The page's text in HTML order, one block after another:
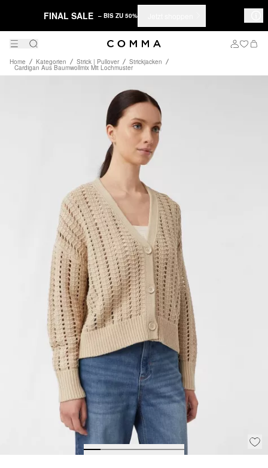
FINAL SALE – BIS ZU 50%
Home Kategorien Strick | Pullover Strickjacken
Cardigan Aus Baumwollmix Mit Lochmuster